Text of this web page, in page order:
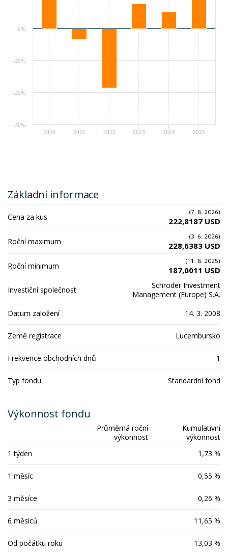
2020 2021 2022 2023 2024 2025
-30%
-20%
-10%
0%
Základní informace
Cena za kus (7. 8. 2026)
222,8187 USD
Roční maximum (3. 6. 2026)
228,6383 USD
Roční minimum (11. 8. 2025)
187,0011 USD
Investiční společnost
Schroder Investment
Management (Europe) S.A.
Datum založení
14. 3. 2008
Země registrace Lucembursko
Frekvence obchodních dnů 1
Typ fondu Standardní fond
Výkonnost fondu
Průměrná roční
výkonnost
Kumulativní
výkonnost
1 týden
1,73 %
1 měsíc 0,55 %
3 měsíce 0,26 %
6 měsíců 11,65 %
Od počátku roku 13,03 %